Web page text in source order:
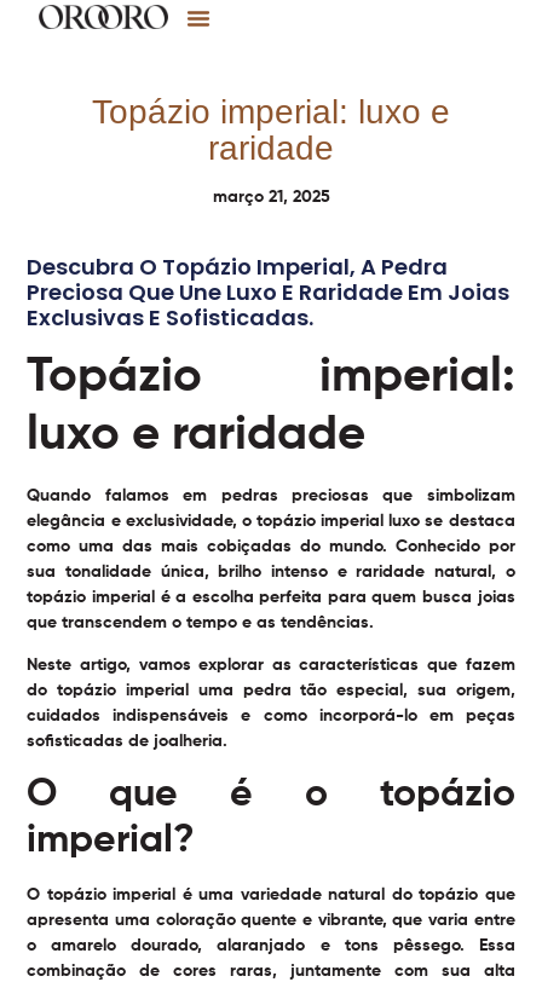
Topázio imperial: luxo e
raridade
março 21, 2025
Descubra O Topázio Imperial, A Pedra
Preciosa Que Une Luxo E Raridade Em Joias
Exclusivas E Sofisticadas.
Topázio imperial:
luxo e raridade
Quando falamos em pedras preciosas que simbolizam
elegância e exclusividade, o topázio imperial luxo se destaca
como uma das mais cobiçadas do mundo. Conhecido por
sua tonalidade única, brilho intenso e raridade natural, o
topázio imperial é a escolha perfeita para quem busca joias
que transcendem o tempo e as tendências.
Neste artigo, vamos explorar as características que fazem
do topázio imperial uma pedra tão especial, sua origem,
cuidados indispensáveis e como incorporá-lo em peças
sofisticadas de joalheria.
O que é o topázio
imperial?
O topázio imperial é uma variedade natural do topázio que
apresenta uma coloração quente e vibrante, que varia entre
o amarelo dourado, alaranjado e tons pêssego. Essa
combinação de cores raras, juntamente com sua alta